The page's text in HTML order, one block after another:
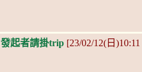
發起者請掛trip [23/02/12(日